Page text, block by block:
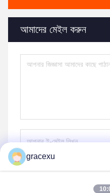
আমাদের মেইল করুন
gracexu